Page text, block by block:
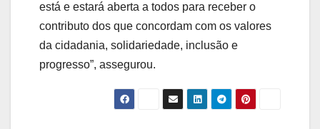
está e estará aberta a todos para receber o
contributo dos que concordam com os valores
da cidadania, solidariedade, inclusão e
progresso”, assegurou.